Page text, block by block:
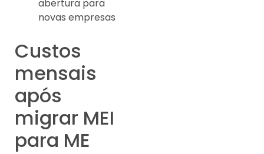
abertura para
novas empresas
Custos
mensais
após
migrar MEI
para ME